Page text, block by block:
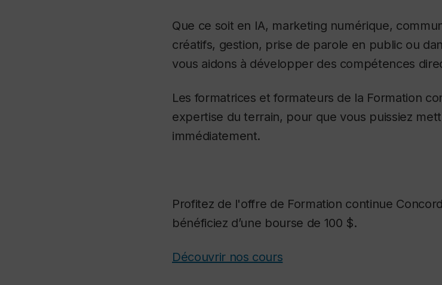
Que ce soit en IA, marketing numérique,
créatifs, gestion, prise de parole en public ou
vous aidons à développer des compétences
Les formatrices et formateurs de la Formation
expertise du terrain, pour que vous puissiez
immédiatement.
Profitez de l'offre de Formation continue
bénéficiez d’une bourse de 100 $.
Découvrir nos cours